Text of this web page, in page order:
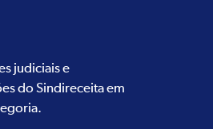
judiciais e
do Sindireceita em